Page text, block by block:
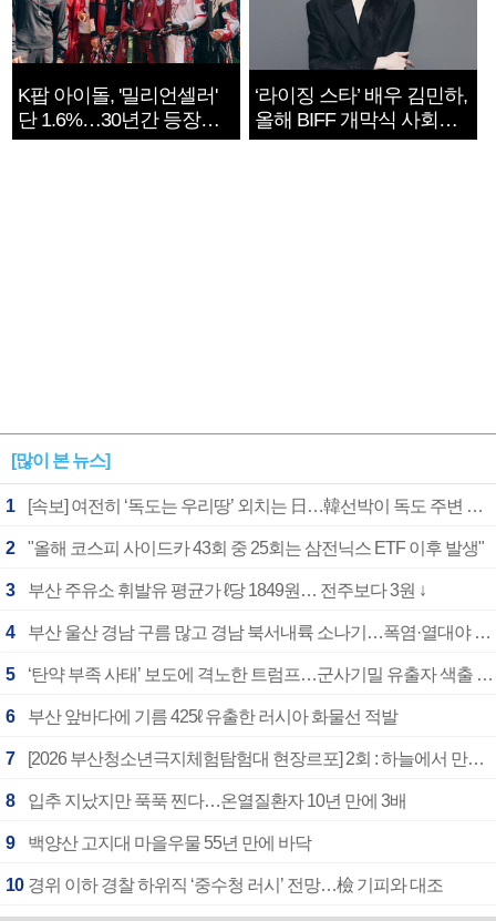
K팝 아이돌, '밀리언셀러'
단 1.6%…30년간 등장
1182개팀 전수조사
‘라이징 스타’ 배우 김민하,
올해 BIFF 개막식 사회자
확정
[많이 본 뉴스]
1 [속보] 여전히 ‘독도는 우리땅’ 외치는 日…韓선박이 독도 주변 해양조사 활동하자 반발
2 "올해 코스피 사이드카 43회 중 25회는 삼전닉스 ETF 이후 발생"
3 부산 주유소 휘발유 평균가 ℓ당 1849원… 전주보다 3원 ↓
4 부산 울산 경남 구름 많고 경남 북서내륙 소나기…폭염·열대야 계속
5 ‘탄약 부족 사태’ 보도에 격노한 트럼프…군사기밀 유출자 색출 지시
6 부산 앞바다에 기름 425ℓ 유출한 러시아 화물선 적발
7 [2026 부산청소년극지체험탐험대 현장르포] 2회 : 하늘에서 만난 얼음의 나라
8 입추 지났지만 푹푹 찐다…온열질환자 10년 만에 3배
9 백양산 고지대 마을우물 55년 만에 바닥
10 경위 이하 경찰 하위직 ‘중수청 러시’ 전망…檢 기피와 대조